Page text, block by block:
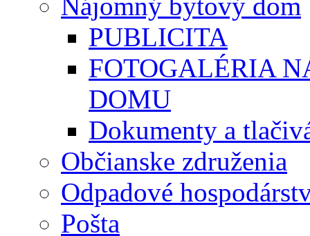
Nájomný bytový dom
PUBLICITA
FOTOGALÉRIA
DOMU
Dokumenty a
Občianske združenia
Odpadové
Pošta